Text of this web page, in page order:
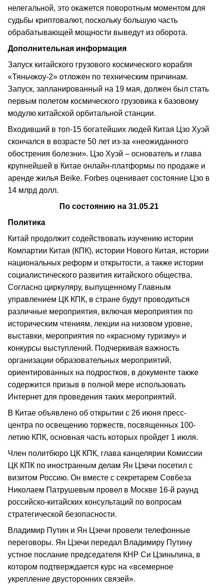
нелегальной, это окажется поворотным моментом для
судьбы криптовалют, поскольку большую часть
обрабатывающей мощности выведут из оборота.
Дополнительная информация
Запуск китайского грузового космического корабля
«Тяньчжоу-2» отложен по техническим причинам.
Запуск, запланированный на 19 мая, должен был стать
первым полетом космического грузовика к базовому
модулю китайской орбитальной станции.
Входивший в топ-15 богатейших людей Китая Цзо Хуэй
скончался в возрасте 50 лет из-за «неожиданного
обострения болезни». Цзо Хуэй – основатель и глава
крупнейшей в Китае онлайн-платформы по продаже и
аренде жилья Beike. Forbes оценивает состояние Цзо в
14 млрд долл.
По состоянию на 31.05.21
Политика
Китай продолжит содействовать изучению истории
Компартии Китая (КПК), истории Нового Китая, истории
национальных реформ и открытости, а также истории
социалистического развития китайского общества.
Согласно циркуляру, выпущенному Главным
управлением ЦК КПК, в стране будут проводиться
различные мероприятия, включая мероприятия по
историческим чтениям, лекции на низовом уровне,
выставки, мероприятия по «красному туризму» и
конкурсы выступлений. Подчеркивая важность
организации образовательных мероприятий,
ориентированных на подростков, в документе также
содержится призыв в полной мере использовать
Интернет для проведения таких мероприятий.
В Китае объявлено об открытии с 26 июня пресс-
центра по освещению торжеств, посвященных 100-
летию КПК, основная часть которых пройдет 1 июля.
Член политбюро ЦК КПК, глава канцелярии Комиссии
ЦК КПК по иностранным делам Ян Цзечи посетил с
визитом Россию. Он вместе с секретарем Совбеза
Николаем Патрушевым провел в Москве 16-й раунд
российско-китайских консультаций по вопросам
стратегической безопасности.
Владимир Путин и Ян Цзечи провели телефонные
переговоры. Ян Цзечи передал Владимиру Путину
устное послание председателя КНР Си Цзиньпина, в
котором подтверждается курс на «всемерное
укрепление двусторонних связей».